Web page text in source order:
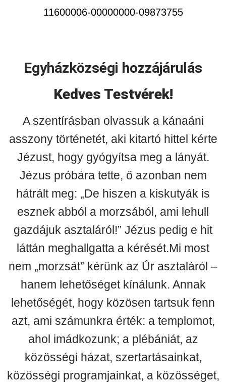
11600006-00000000-09873755
Egyházközségi hozzájárulás
Kedves Testvérek!
A szentírásban olvassuk a kánaáni
asszony történetét, aki kitartó hittel kérte
Jézust, hogy gyógyítsa meg a lányát.
Jézus próbára tette, ő azonban nem
hátrált meg: „De hiszen a kiskutyák is
esznek abból a morzsából, ami lehull
gazdájuk asztaláról!” Jézus pedig e hit
láttán meghallgatta a kérését.Mi most
nem „morzsát” kérünk az Úr asztaláról –
hanem lehetőséget kínálunk. Annak
lehetőségét, hogy közösen tartsuk fenn
azt, ami számunkra érték: a templomot,
ahol imádkozunk; a plébániát, az
közösségi házat, szertartásainkat,
közösségi programjainkat, a közösséget,